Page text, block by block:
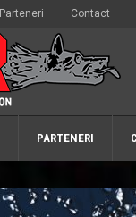
Parteneri Contact
PARTENERI